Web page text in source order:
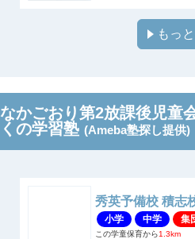
もっ
なかごおり第2放課後児童
くの学習塾 (Ameba塾探し提供)
秀英予備校 積志
小学 中学 集
この学童保育から1.3km